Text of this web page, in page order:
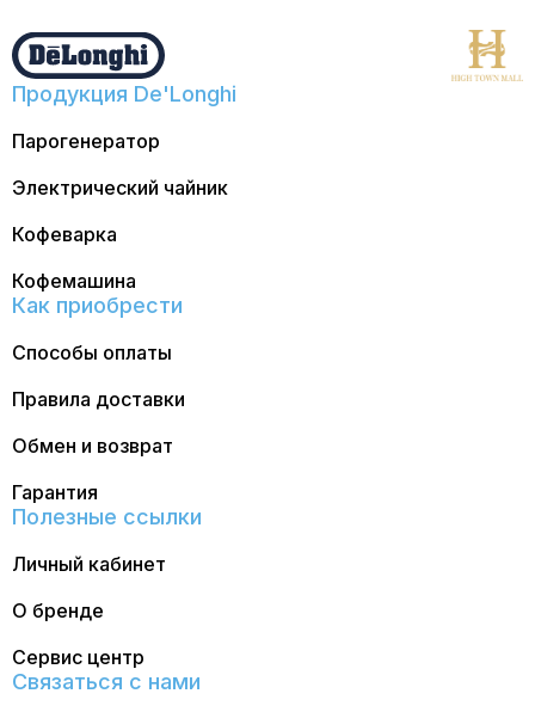
Продукция De'Longhi
Парогенератор
Электрический чайник
Кофеварка
Кофемашина
Как приобрести
Способы оплаты
Правила доставки
Обмен и возврат
Гарантия
Полезные ссылки
Личный кабинет
О бренде
Сервис центр
Связаться с нами